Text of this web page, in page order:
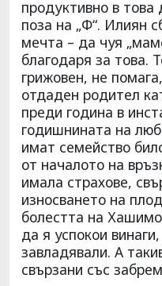
продуктивно в
поза на „Ф“. Илиян
мечта – да чуя
благодаря за това.
грижовен, не
отдаден родител
преди година в
годишнината на
имат семейство
от началото на
имала страхове,
износването на
болестта на
да я успокои
завладявали. А
свързани със